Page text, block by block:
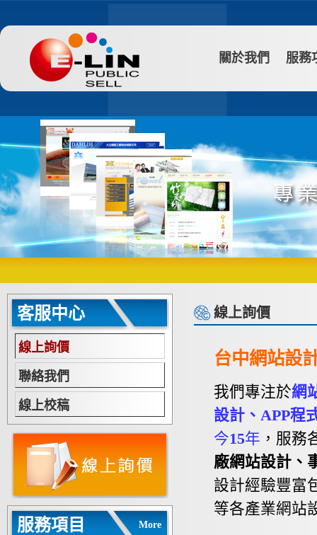
關於我們 服務
客服中心
線上詢價
聯絡我們
線上校稿
服務項目 More
線上詢價
台中網站設
我們專注於網
設計、APP程
今15年 ，服務
廠網站設計、
設計經驗豐富
等各產業網站